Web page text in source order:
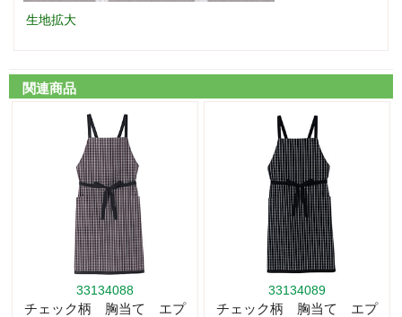
生地拡大
関連商品
33134088
チェック柄 胸当て エプ
33134089
チェック柄 胸当て エプ